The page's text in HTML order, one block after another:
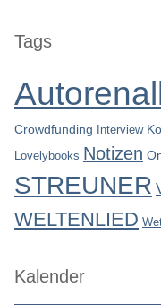
Seitenleiste
Tags
Crowdfunding Interview
Lovelybooks Notizen
STREUNER
WELTENLIED
Kalender